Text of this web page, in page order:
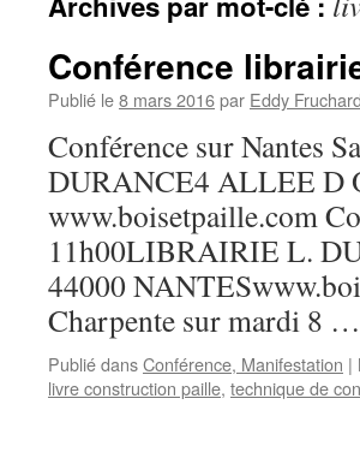
Conférence
Publié le8 mars 2016par Eddy Fruchard
Conférence sur Nantes
DURANCE4 ALLEE D
www.boisetpaille.com
11h00LIBRAIRIE L.
44000
Charpente sur mardi 8 …
Publié dansConférence, Manifestation |
livre construction paille, technique de